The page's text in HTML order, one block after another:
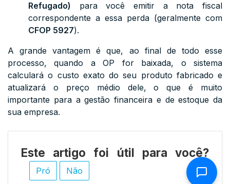
Refugado) para você emitir a nota fiscal
correspondente a essa perda (geralmente com
CFOP 5927).
A grande vantagem é que, ao final de todo esse
processo, quando a OP for baixada, o sistema
calculará o custo exato do seu produto fabricado e
atualizará o preço médio dele, o que é muito
importante para a gestão financeira e de estoque da
sua empresa.
Este artigo foi útil para você?
Pró Não